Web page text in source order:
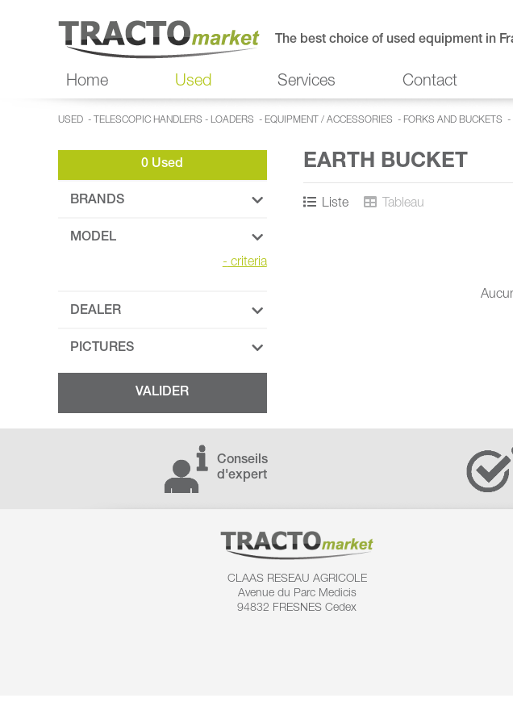
The best choice of used equipment in
Home Used Services Contact
USED - TELESCOPIC HANDLERS - LOADERS - EQUIPMENT / ACCESSORIES - FORKS AND BUCKETS -
0 Used
BRANDS
MODEL
- criteria
DEALER
PICTURES
EARTH BUCKET
Liste Tableau
Conseils
d'expert
CLAAS RESEAU AGRICOLE
Avenue du Parc Medicis
94832 FRESNES Cedex